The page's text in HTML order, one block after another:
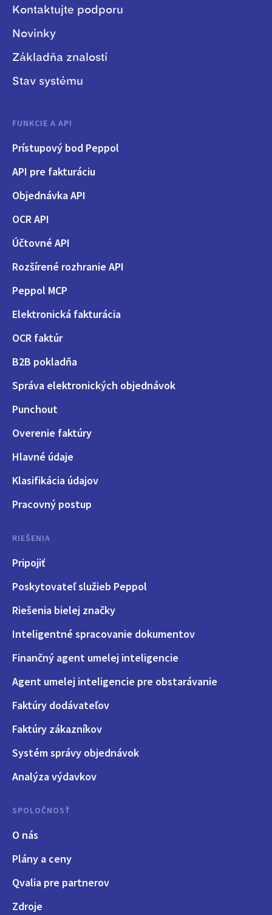
Kontaktujte podporu
Novinky
Základňa znalostí
Stav systému
FUNKCIE A API
Prístupový bod Peppol
API pre fakturáciu
Objednávka API
OCR API
Účtovné API
Rozšírené rozhranie API
Peppol MCP
Elektronická fakturácia
OCR faktúr
B2B pokladňa
Správa elektronických objednávok
Punchout
Overenie faktúry
Hlavné údaje
Klasifikácia údajov
Pracovný postup
RIEŠENIA
Pripojiť
Poskytovateľ služieb Peppol
Riešenia bielej značky
Inteligentné spracovanie dokumentov
Finančný agent umelej inteligencie
Agent umelej inteligencie pre obstarávanie
Faktúry dodávateľov
Faktúry zákazníkov
Systém správy objednávok
Analýza výdavkov
SPOLOČNOSŤ
O nás
Plány a ceny
Qvalia pre partnerov
Zdroje